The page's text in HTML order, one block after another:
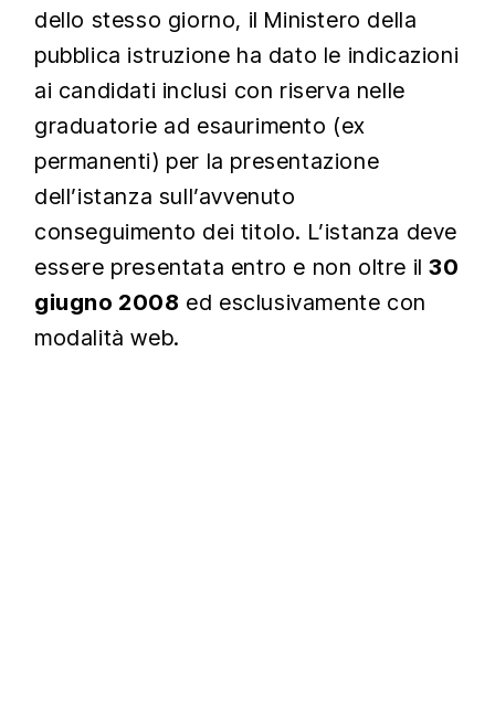
dello stesso giorno, il Ministero della
pubblica istruzione ha dato le indicazioni
ai candidati inclusi con riserva nelle
graduatorie ad esaurimento (ex
permanenti) per la presentazione
dell’istanza sull’avvenuto
conseguimento dei titolo. L’istanza deve
essere presentata entro e non oltre il30
giugno 2008 ed esclusivamente con
modalità web.